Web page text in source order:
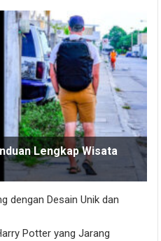
Lengkap Wisata
dengan Desain Unik dan
Potter yang Jarang